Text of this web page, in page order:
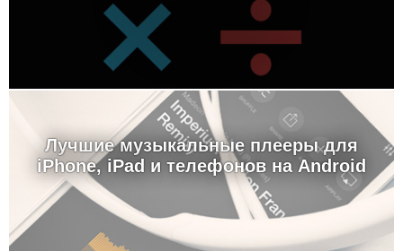
Лучшие музыкальные плееры для
iPhone, iPad и телефонов на Android